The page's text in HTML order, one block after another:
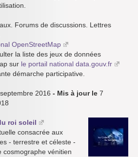
Forums de discussions. Lettres
OpenStreetMap
la liste des jeux de données
sur le portail national data.gouv.fr
démarche participative.
2016 - Mis à jour le 7
roi soleil
consacrée aux
- terrestre et céleste -
cosmographe vénitien